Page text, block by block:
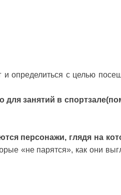
и определиться с целью
для занятий в
персонажи, глядя на
«не парятся», как они